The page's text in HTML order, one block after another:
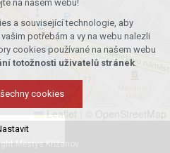
Leaflet
Městys Křižanov
na našem webu!
a související technologie, aby
potřebám a vy na webu nalezli
cookies používané na našem webu
totožnosti uživatelů stránek.
cookies